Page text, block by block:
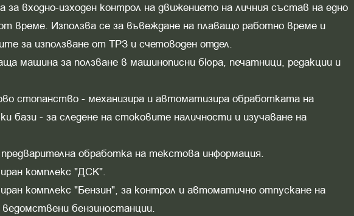
входно-изходен контрол на движението на личния състав на едно
време. Използва се за въвеждане на плаващо работно време и
за използване от ТРЗ и счетоводен отдел.
машина за ползване в машинописни бюра, печатници, редакции и
стопанство - механизира и автоматизира обработката на
бази - за следене на стоковите наличности и изучаване на
обработка на текстова информация.
комплекс "ДСК".
комплекс "Бензин", за контрол и автоматично отпускане на
бензиностанции.